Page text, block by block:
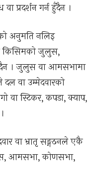
प्रदर्शन गर्न हुँदैन ।
अनुमति नलिइ
किसिमको जुलुस,
। जुलुस वा आमसभामा
दल वा उम्मेदवारको
वा स्टिकर, कपडा, क्याप,
वा भ्रातृ सङ्गठनले एकै
आमसभा, कोणसभा,